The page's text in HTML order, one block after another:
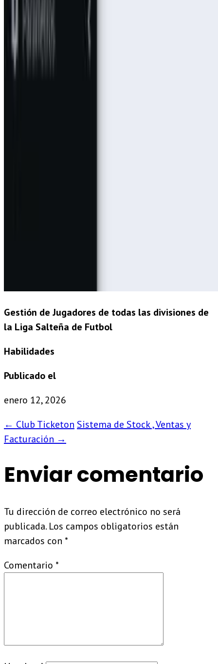
Gestión de Jugadores de todas las divisiones de
la Liga Salteña de Futbol
Habilidades
Publicado el
enero 12, 2026
← Club Ticketon Sistema de Stock , Ventas y
Facturación →
Enviar comentario
Tu dirección de correo electrónico no será
publicada. Los campos obligatorios están
marcados con *
Comentario *